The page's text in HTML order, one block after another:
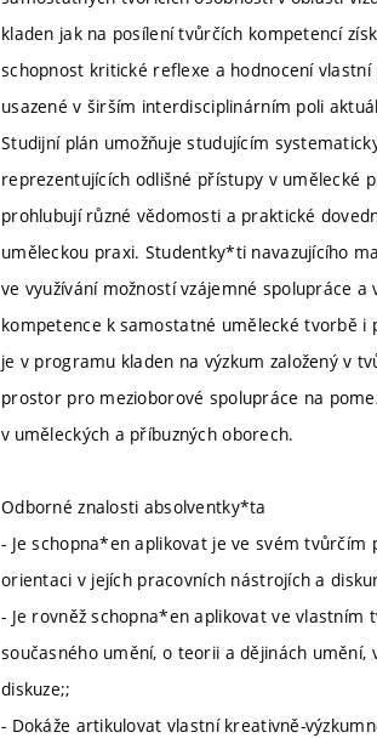
kladen jak na posílení tvůrčích kompetencí
schopnost kritické reflexe a hodnocení
usazené v širším interdisciplinárním poli
Studijní plán umožňuje studujícím
reprezentujících odlišné přístupy v umělecké
prohlubují různé vědomosti a praktické
uměleckou praxi. Studentky*ti navazujícího
ve využívání možností vzájemné spolupráce
kompetence k samostatné umělecké tvorbě
je v programu kladen na výzkum založený v
prostor pro mezioborové spolupráce na
v uměleckých a příbuzných oborech.
Odborné znalosti absolventky*ta
- Je schopna*en aplikovat je ve svém
orientaci v jejích pracovních nástrojích a
- Je rovněž schopna*en aplikovat ve
současného umění, o teorii a dějinách
diskuze;;
- Dokáže artikulovat vlastní kreativně-